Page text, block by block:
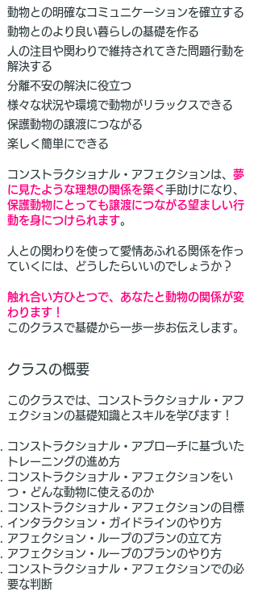
動物との明確なコミュニケーションを確立する
動物とのより良い暮らしの基礎を作る
人の注目や関わりで維持されてきた問題行動を
解決する
分離不安の解決に役立つ
様々な状況や環境で動物がリラックスできる
保護動物の譲渡につながる
楽しく簡単にできる
コンストラクショナル・アフェクションは、 夢
に見たような理想の関係を築く 手助けになり、
保護動物にとっても譲渡につながる望ましい行
動を身につけられます。
人との関わりを使って愛情あふれる関係を作っ
ていくには、どうしたらいいのでしょうか？
触れ合い方ひとつで、あなたと動物の関係が変
わります！
このクラスで基礎から一歩一歩お伝えします。
クラスの概要
このクラスでは、コンストラクショナル・アフ
ェクションの基礎知識とスキルを学びます！
コンストラクショナル・アプローチに基づいた
トレーニングの進め方
コンストラクショナル・アフェクションをい
つ・どんな動物に使えるのか
コンストラクショナル・アフェクションの目標
インタラクション・ガイドラインのやり方
アフェクション・ループのプランの立て方
アフェクション・ループのプランのやり方
コンストラクショナル・アフェクションでの必
要な判断